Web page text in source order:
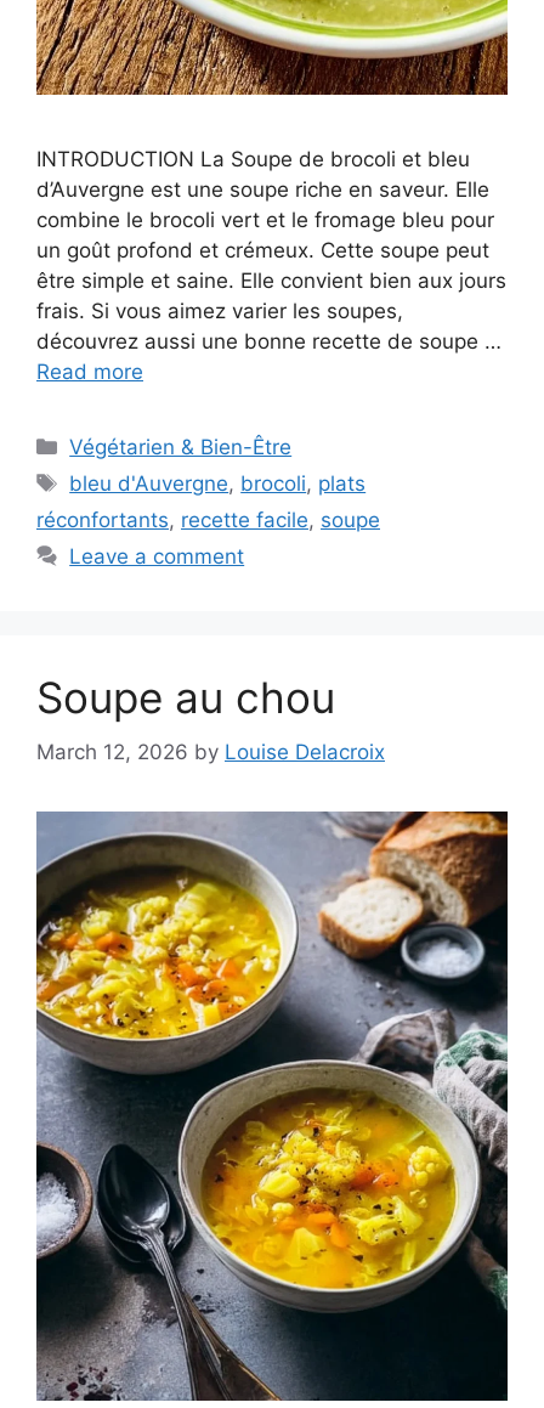
INTRODUCTION La Soupe de brocoli et bleu
d’Auvergne est une soupe riche en saveur. Elle
combine le brocoli vert et le fromage bleu pour
un goût profond et crémeux. Cette soupe peut
être simple et saine. Elle convient bien aux jours
frais. Si vous aimez varier les soupes,
découvrez aussi une bonne recette de soupe …
Read more
Categories
Végétarien & Bien-Être
Tags
bleu d'Auvergne, brocoli, plats
réconfortants, recette facile, soupe
Leave a comment
Soupe au chou
March 12, 2026 by Louise Delacroix